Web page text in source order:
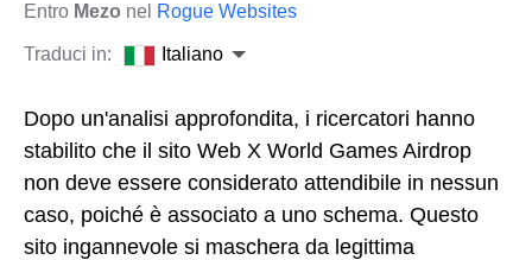
Entro Mezo nel Rogue Websites
Traduci in: Italiano
Dopo un'analisi approfondita, i ricercatori hanno
stabilito che il sito Web X World Games Airdrop
non deve essere considerato attendibile in nessun
caso, poiché è associato a uno schema. Questo
sito ingannevole si maschera da legittima